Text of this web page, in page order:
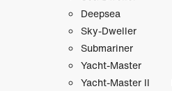
Deepsea
Sky-Dweller
Submariner
Yacht-Master
Yacht-Master II